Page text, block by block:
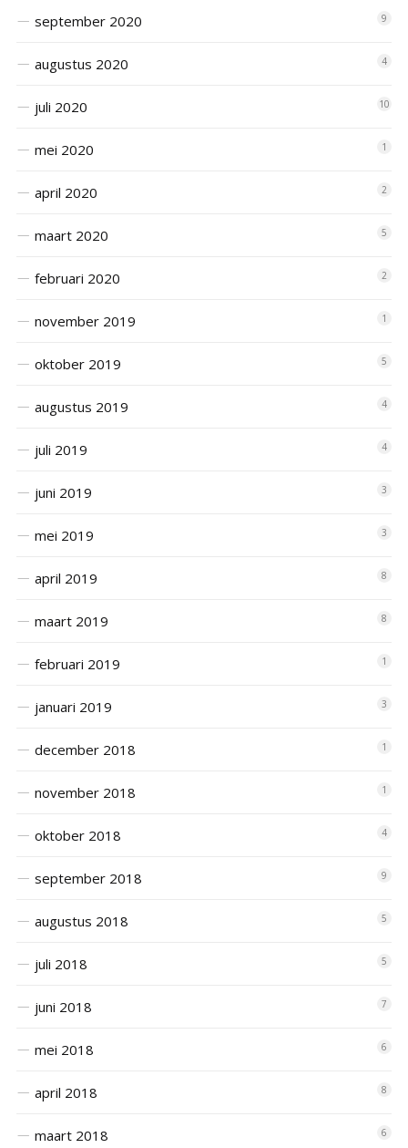
september 2020 9
augustus 2020 4
juli 2020 10
mei 2020 1
april 2020 2
maart 2020 5
februari 2020 2
november 2019 1
oktober 2019 5
augustus 2019 4
juli 2019 4
juni 2019 3
mei 2019 3
april 2019 8
maart 2019 8
februari 2019 1
januari 2019 3
december 2018 1
november 2018 1
oktober 2018 4
september 2018 9
augustus 2018 5
juli 2018 5
juni 2018 7
mei 2018 6
april 2018 8
maart 2018 6